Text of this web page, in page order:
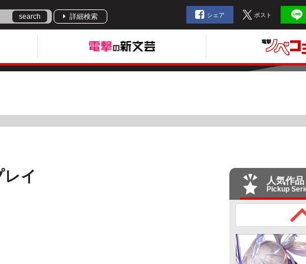
search 詳細検索 シェア ポスト
イ 人気作品
Pickup